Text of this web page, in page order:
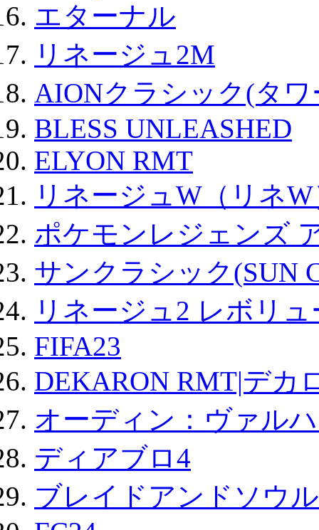
エターナル
リネージュ2M
AIONクラシック(タ
BLESS UNLEASHED
ELYON RMT
リネージュW（リネ
ポケモンレジェンズ
サンクラシック(SUN
リネージュ2 レボリ
FIFA23
DEKARON RMT|デカ
オーディン：ヴァル
ディアブロ4
ブレイドアンドソウ